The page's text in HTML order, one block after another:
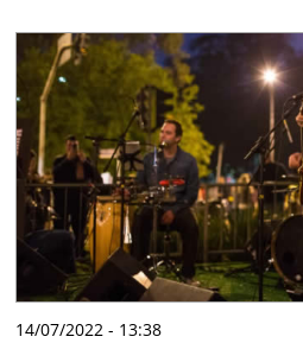
14/07/2022 - 13:38